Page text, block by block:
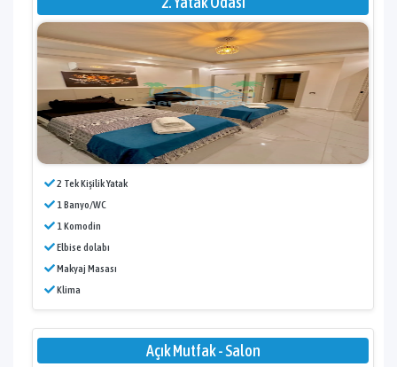
2 Tek Kişilik Yatak
1 Banyo/WC
1 Komodin
Elbise dolabı
Makyaj Masası
Klima
Açık Mutfak - Salon